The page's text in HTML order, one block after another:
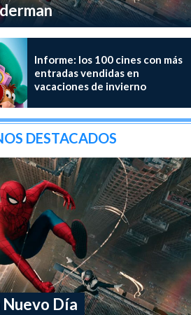
Informe: los 100 cines con más
entradas vendidas en
vacaciones de invierno
DESTACADOS
Día